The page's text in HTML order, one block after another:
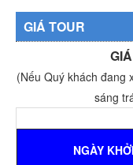
GIÁ TOUR
(Nếu Quý khách đang
sáng
NGÀY